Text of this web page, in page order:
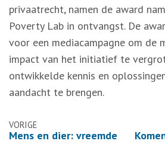
privaatrecht, namen de award
Poverty Lab in ontvangst. De
voor een mediacampagne om de
impact van het initiatief te
ontwikkelde kennis en
aandacht te brengen.
Berichtennavigatie
VORIGE
Mens en dier: vreemde